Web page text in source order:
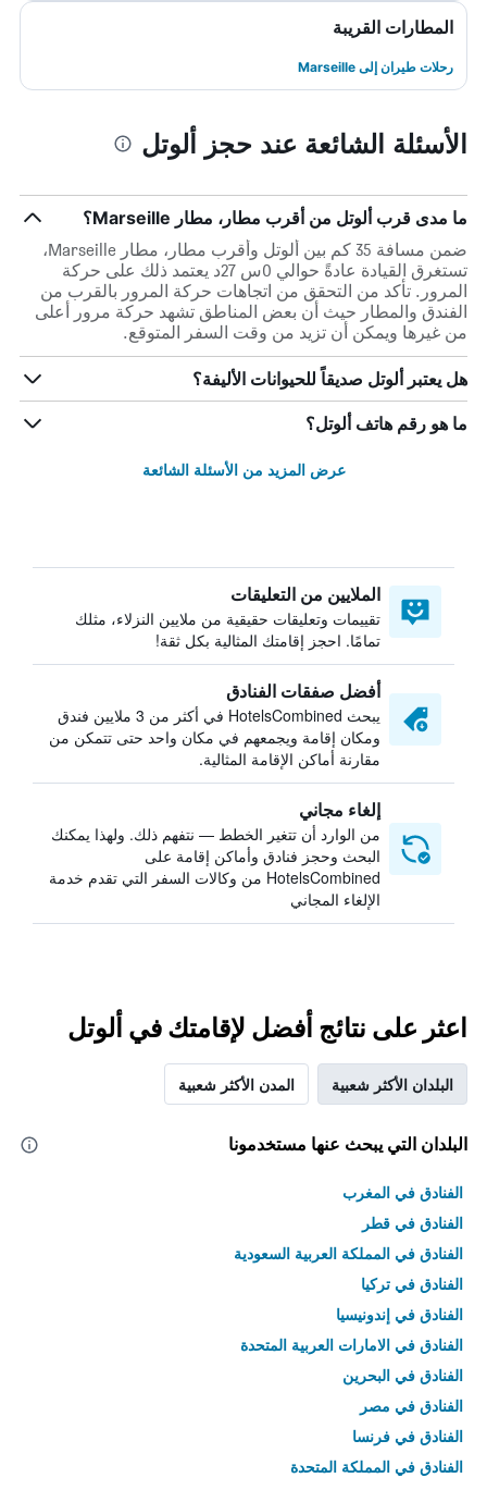
المطارات القريبة
رحلات طيران إلى Marseille
الأسئلة الشائعة عند حجز ألوتل
ما مدى قرب ألوتل من أقرب مطار، مطار Marseille؟
ضمن مسافة 35 كم بين ألوتل وأقرب مطار، مطار Marseille،
تستغرق القيادة عادةً حوالي 0س 27د يعتمد ذلك على حركة
المرور. تأكد من التحقق من اتجاهات حركة المرور بالقرب من
الفندق والمطار حيث أن بعض المناطق تشهد حركة مرور أعلى
من غيرها ويمكن أن تزيد من وقت السفر المتوقع.
هل يعتبر ألوتل صديقاً للحيوانات الأليفة؟
ما هو رقم هاتف ألوتل؟
عرض المزيد من الأسئلة الشائعة
الملايين من التعليقات
تقييمات وتعليقات حقيقية من ملايين النزلاء، مثلك
تمامًا. احجز إقامتك المثالية بكل ثقة!
أفضل صفقات الفنادق
يبحث HotelsCombined في أكثر من 3 ملايين فندق
ومكان إقامة ويجمعهم في مكان واحد حتى تتمكن من
مقارنة أماكن الإقامة المثالية.
إلغاء مجاني
من الوارد أن تتغير الخطط — نتفهم ذلك. ولهذا يمكنك
البحث وحجز فنادق وأماكن إقامة على
HotelsCombined من وكالات السفر التي تقدم خدمة
الإلغاء المجاني
اعثر على نتائج أفضل لإقامتك في ألوتل
البلدان الأكثر شعبية المدن الأكثر شعبية
البلدان التي يبحث عنها مستخدمونا
الفنادق في المغرب
الفنادق في قطر
الفنادق في المملكة العربية السعودية
الفنادق في تركيا
الفنادق في إندونيسيا
الفنادق في الامارات العربية المتحدة
الفنادق في البحرين
الفنادق في مصر
الفنادق في فرنسا
الفنادق في المملكة المتحدة